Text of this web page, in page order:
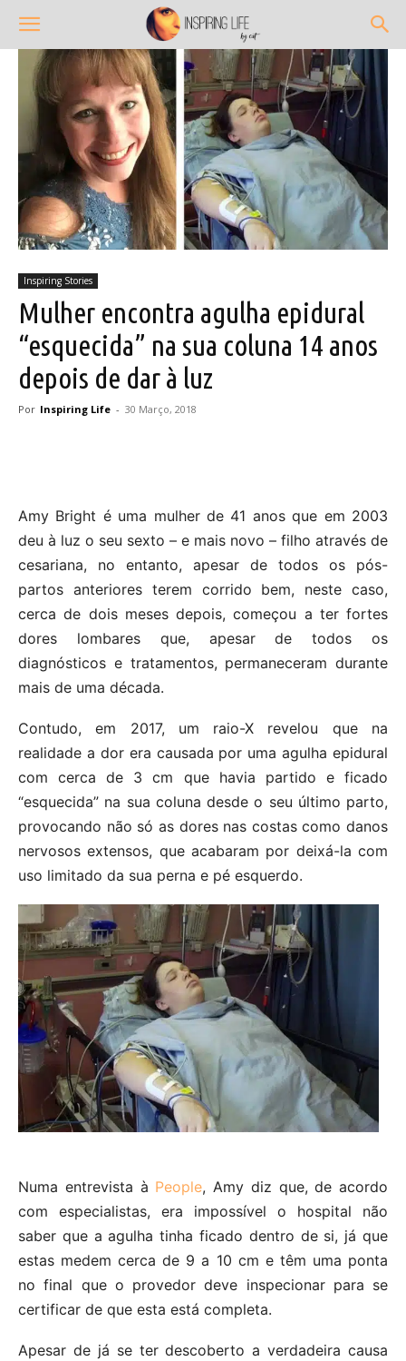
Inspiring Stories
Mulher encontra agulha epidural
“esquecida” na sua coluna 14 anos
depois de dar à luz
Por Inspiring Life - 30 Março, 2018
Amy Bright é uma mulher de 41 anos que em 2003
deu à luz o seu sexto – e mais novo – filho através de
cesariana, no entanto, apesar de todos os pós-
partos anteriores terem corrido bem, neste caso,
cerca de dois meses depois, começou a ter fortes
dores lombares que, apesar de todos os
diagnósticos e tratamentos, permaneceram durante
mais de uma década.
Contudo, em 2017, um raio-X revelou que na
realidade a dor era causada por uma agulha epidural
com cerca de 3 cm que havia partido e ficado
“esquecida” na sua coluna desde o seu último parto,
provocando não só as dores nas costas como danos
nervosos extensos, que acabaram por deixá-la com
uso limitado da sua perna e pé esquerdo.
Numa entrevista à People, Amy diz que, de acordo
com especialistas, era impossível o hospital não
saber que a agulha tinha ficado dentro de si, já que
estas medem cerca de 9 a 10 cm e têm uma ponta
no final que o provedor deve inspecionar para se
certificar de que esta está completa.
Apesar de já se ter descoberto a verdadeira causa